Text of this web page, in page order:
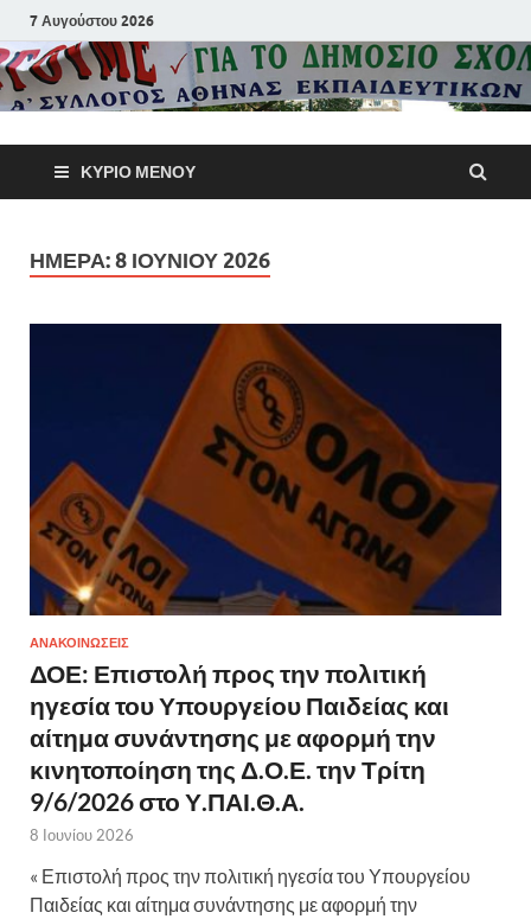
7 Αυγούστου 2026
Α΄
Αθηνών
Π.Ε.
ΚΎΡΙΟ ΜΕΝΟΎ
ΗΜΈΡΑ:8 ΙΟΥΝΊΟΥ 2026
ΑΝΑΚΟΙΝΩΣΕΙΣ
ΔΟΕ: Επιστολή προς την πολιτική
ηγεσία του Υπουργείου Παιδείας και
αίτημα συνάντησης με αφορμή την
κινητοποίηση της Δ.Ο.Ε. την Τρίτη
9/6/2026 στο Υ.ΠΑΙ.Θ.Α.
8 Ιουνίου 2026
« Επιστολή προς την πολιτική ηγεσία του Υπουργείου
Παιδείας και αίτημα συνάντησης με αφορμή την